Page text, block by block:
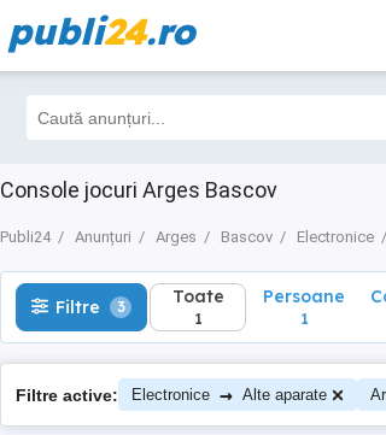
publi24.ro
Console jocuri Arges Bascov
Publi24 Anunțuri Arges Bascov Electronice
Filtre 3 Toate
1
Filtre 3 Toate
1
Persoane
1
Filtre active: Electronice → Alte aparate